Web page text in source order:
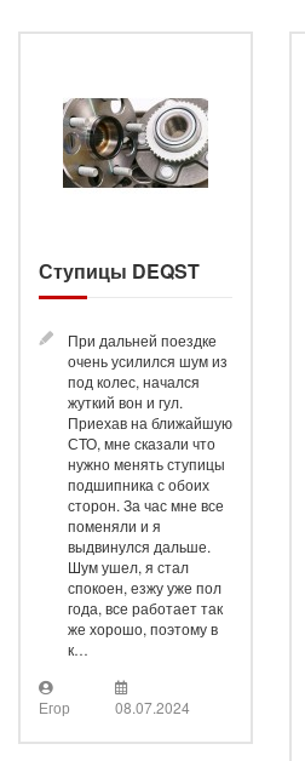
Ступицы DEQST
При дальней поездке
очень усилился шум из
под колес, начался
жуткий вон и гул.
Приехав на ближайшую
СТО, мне сказали что
нужно менять ступицы
подшипника с обоих
сторон. За час мне все
поменяли и я
выдвинулся дальше.
Шум ушел, я стал
спокоен, езжу уже пол
года, все работает так
же хорошо, поэтому в
к…
Егор 08.07.2024